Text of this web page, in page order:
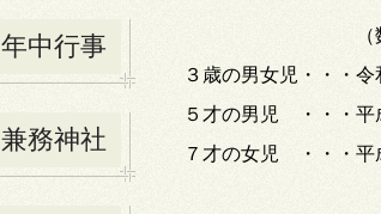
年中行事
兼務神社
３歳の男女児・・
５才の男児 ・・・平
７才の女児 ・・・平